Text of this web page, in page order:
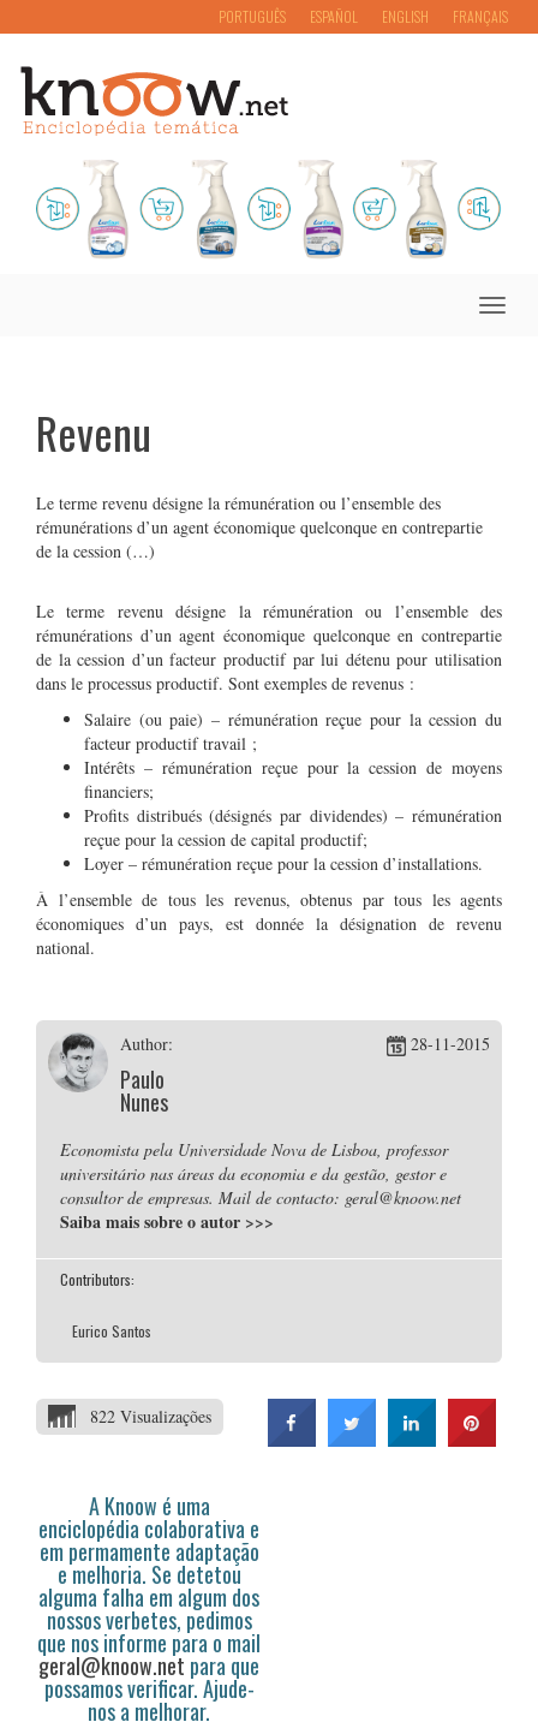
PORTUGUÊS ESPAÑOL ENGLISH FRANÇAIS
Toggle
Revenu
Le terme revenu désigne la rémunération ou l’ensemble des
rémunérations d’un agent économique quelconque en contrepartie
de la cession (…)
Le terme revenu désigne la rémunération ou l’ensemble des
rémunérations d’un agent économique quelconque en contrepartie
de la cession d’un facteur productif par lui détenu pour utilisation
dans le processus productif. Sont exemples de revenus :
Salaire (ou paie) – rémunération reçue pour la cession du
facteur productif travail ;
Intérêts – rémunération reçue pour la cession de moyens
financiers;
Profits distribués (désignés par dividendes) – rémunération
reçue pour la cession de capital productif;
Loyer – rémunération reçue pour la cession d’installations.
À l’ensemble de tous les revenus, obtenus par tous les agents
économiques d’un pays, est donnée la désignation de revenu
national.
Author:
Paulo
Nunes
28-11-2015
Economista pela Universidade Nova de Lisboa, professor
universitário nas áreas da economia e da gestão, gestor e
consultor de empresas. Mail de contacto: geral@knoow.net
Saiba mais sobre o autor >>>
Contributors:
Eurico Santos
822 Visualizações
A Knoow é uma
enciclopédia colaborativa e
em permamente adaptação
e melhoria. Se detetou
alguma falha em algum dos
nossos verbetes, pedimos
que nos informe para o mail
geral@knoow.net para que
possamos verificar. Ajude-
nos a melhorar.